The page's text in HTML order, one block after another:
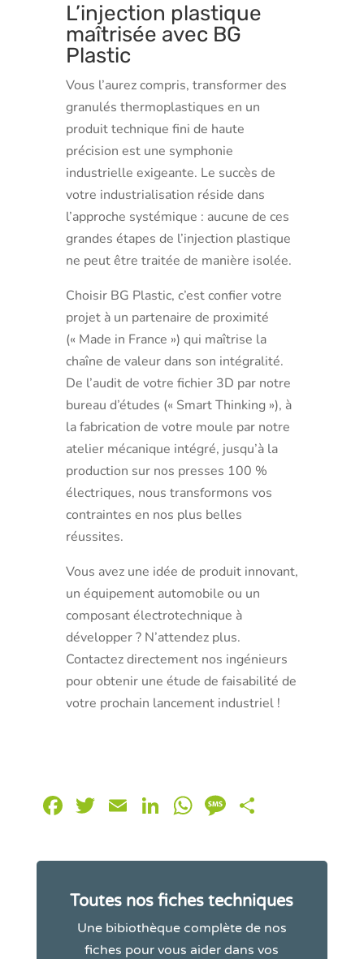
L’injection plastique
maîtrisée avec BG
Plastic
Vous l’aurez compris, transformer des
granulés thermoplastiques en un
produit technique fini de haute
précision est une symphonie
industrielle exigeante. Le succès de
votre industrialisation réside dans
l’approche systémique : aucune de ces
grandes étapes de l’injection plastique
ne peut être traitée de manière isolée.
Choisir BG Plastic, c’est confier votre
projet à un partenaire de proximité
(« Made in France ») qui maîtrise la
chaîne de valeur dans son intégralité.
De l’audit de votre fichier 3D par notre
bureau d’études (« Smart Thinking »), à
la fabrication de votre moule par notre
atelier mécanique intégré, jusqu’à la
production sur nos presses 100 %
électriques, nous transformons vos
contraintes en nos plus belles
réussites.
Vous avez une idée de produit innovant,
un équipement automobile ou un
composant électrotechnique à
développer ? N’attendez plus.
Contactez directement nos ingénieurs
pour obtenir une étude de faisabilité de
votre prochain lancement industriel !
Facebook
Twitter
EmailLinkedIn
WhatsApp
Message
Toutes nos fiches techniques
Une bibiothèque complète de nos
fiches pour vous aider dans vos